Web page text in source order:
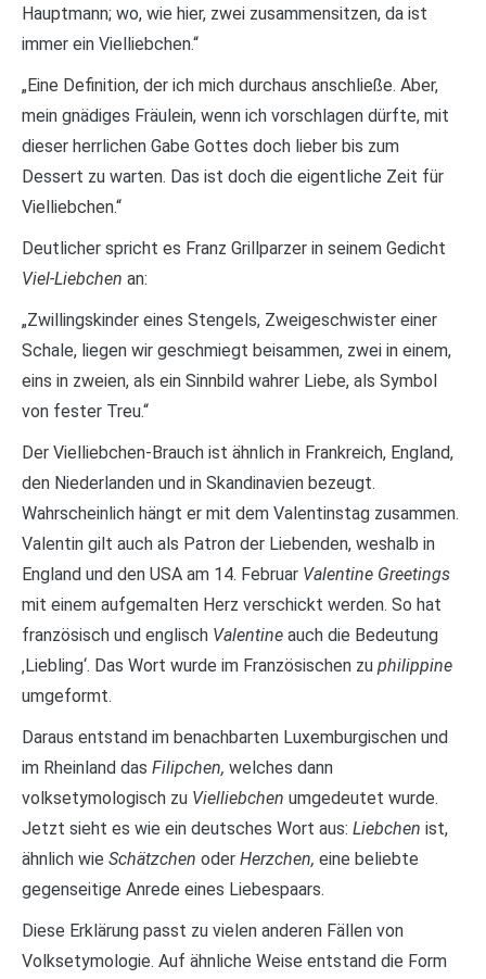
Hauptmann; wo, wie hier, zwei zusammensitzen, da ist
immer ein Vielliebchen.“
„Eine Definition, der ich mich durchaus anschließe. Aber,
mein gnädiges Fräulein, wenn ich vorschlagen dürfte, mit
dieser herrlichen Gabe Gottes doch lieber bis zum
Dessert zu warten. Das ist doch die eigentliche Zeit für
Vielliebchen.“
Deutlicher spricht es Franz Grillparzer in seinem Gedicht
Viel-Liebchen an:
„Zwillingskinder eines Stengels, Zweigeschwister einer
Schale, liegen wir geschmiegt beisammen, zwei in einem,
eins in zweien, als ein Sinnbild wahrer Liebe, als Symbol
von fester Treu.“
Der Vielliebchen-Brauch ist ähnlich in Frankreich, England,
den Niederlanden und in Skandinavien bezeugt.
Wahrscheinlich hängt er mit dem Valentinstag zusammen.
Valentin gilt auch als Patron der Liebenden, weshalb in
England und den USA am 14. Februar Valentine Greetings
mit einem aufgemalten Herz verschickt werden. So hat
französisch und englisch Valentine auch die Bedeutung
‚Liebling‘. Das Wort wurde im Französischen zu philippine
umgeformt.
Daraus entstand im benachbarten Luxemburgischen und
im Rheinland das Filipchen, welches dann
volksetymologisch zu Vielliebchen umgedeutet wurde.
Jetzt sieht es wie ein deutsches Wort aus: Liebchen ist,
ähnlich wie Schätzchen oder Herzchen, eine beliebte
gegenseitige Anrede eines Liebespaars.
Diese Erklärung passt zu vielen anderen Fällen von
Volksetymologie. Auf ähnliche Weise entstand die Form